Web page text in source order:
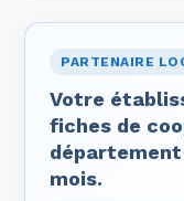
PARTENAIRE
Votre
fiches de
mois.